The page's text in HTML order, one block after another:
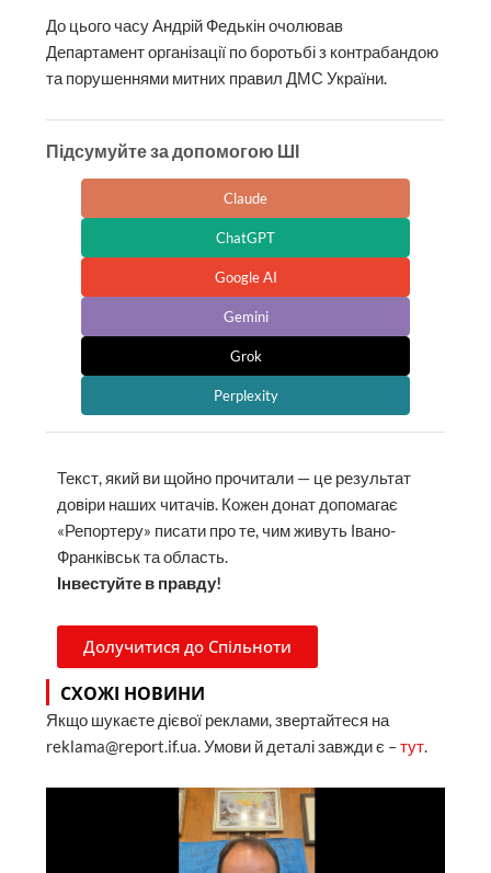
До цього часу Андрій Федькін очолював
Департамент організації по боротьбі з контрабандою
та порушеннями митних правил ДМС України.
Підсумуйте за допомогою ШІ
Claude
ChatGPT
Google AI
Gemini
Grok
Perplexity
Текст, який ви щойно прочитали — це результат
довіри наших читачів. Кожен донат допомагає
«Репортеру» писати про те, чим живуть Івано-
Франківськ та область.
Інвестуйте в правду!
Долучитися до Спільноти
СХОЖІ НОВИНИ
Якщо шукаєте дієвої реклами, звертайтеся на
reklama@report.if.ua. Умови й деталі завжди є –тут.